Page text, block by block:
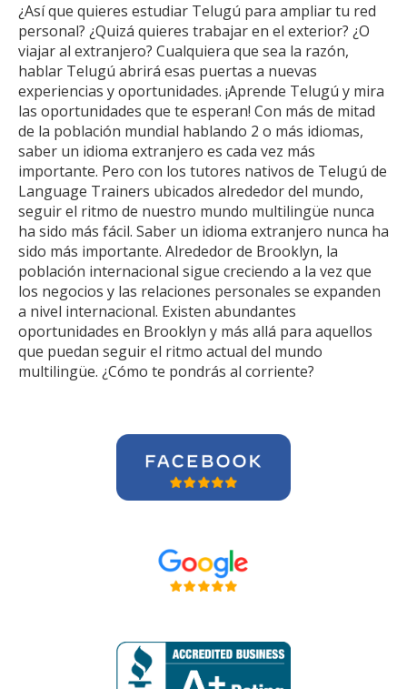
¿Así que quieres estudiar Telugú para ampliar tu red
personal? ¿Quizá quieres trabajar en el exterior? ¿O
viajar al extranjero? Cualquiera que sea la razón,
hablar Telugú abrirá esas puertas a nuevas
experiencias y oportunidades. ¡Aprende Telugú y mira
las oportunidades que te esperan! Con más de mitad
de la población mundial hablando 2 o más idiomas,
saber un idioma extranjero es cada vez más
importante. Pero con los tutores nativos de Telugú de
Language Trainers ubicados alrededor del mundo,
seguir el ritmo de nuestro mundo multilingüe nunca
ha sido más fácil. Saber un idioma extranjero nunca ha
sido más importante. Alrededor de Brooklyn, la
población internacional sigue creciendo a la vez que
los negocios y las relaciones personales se expanden
a nivel internacional. Existen abundantes
oportunidades en Brooklyn y más allá para aquellos
que puedan seguir el ritmo actual del mundo
multilingüe. ¿Cómo te pondrás al corriente?